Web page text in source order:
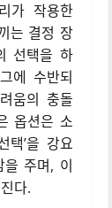
가 작용한
는 결정 장
선택을 하
에 수반되
움의 충돌
옵션은 소
택’을 강요
을 주며, 이
다.